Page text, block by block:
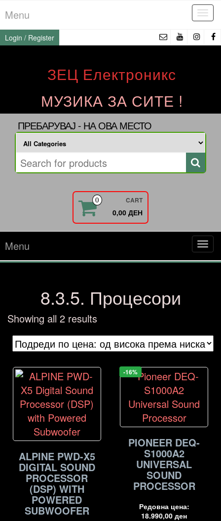
to
the
content
Menu
Login / Register
ЗЕЦ Електроникс
МУЗИКА ЗА СИТЕ !
ПРЕБАРУВАЈ - НА ОВА МЕСТО
0 CART
0,00 ДЕН
Menu
8.3.5. Процесори
Showing all 2 resultsSorted
by
price:
to
ALPINE PWD-X5
DIGITAL SOUND
PROCESSOR
(DSP) WITH
POWERED
SUBWOOFER
-16%
PIONEER DEQ-
S1000A2
UNIVERSAL
SOUND
PROCESSOR
Редовна цена:
18.990,00ден